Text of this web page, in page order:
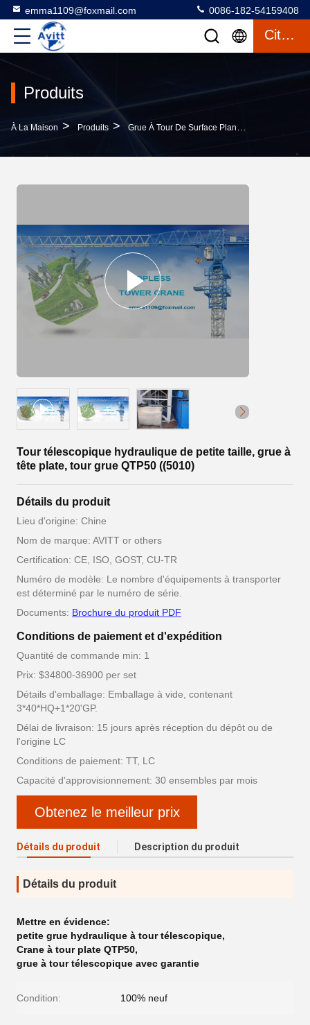
emma1109@foxmail.com 0086-182-54159408
Citation
Produits
À La Maison > Produits > Grue À Tour De Surface Plane
Tour télescopique hydraulique de petite taille, grue à
tête plate, tour grue QTP50 ((5010)
Détails du produit
Lieu d'origine: Chine
Nom de marque: AVITT or others
Certification: CE, ISO, GOST, CU-TR
Numéro de modèle: Le nombre d'équipements à transporter
est déterminé par le numéro de série.
Documents: Brochure du produit PDF
Conditions de paiement et d'expédition
Quantité de commande min: 1
Prix: $34800-36900 per set
Détails d'emballage: Emballage à vide, contenant
3*40*HQ+1*20'GP.
Délai de livraison: 15 jours après réception du dépôt ou de
l'origine LC
Conditions de paiement: TT, LC
Capacité d'approvisionnement: 30 ensembles par mois
Obtenez le meilleur prix
Détails du produit Description du produit
Détails du produit
Mettre en évidence:
petite grue hydraulique à tour télescopique,
Crane à tour plate QTP50,
grue à tour télescopique avec garantie
Condition: 100% neuf